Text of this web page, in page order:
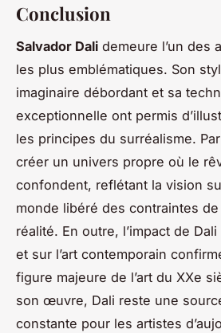
Conclusion
Salvador Dali demeure l’un des
les plus emblématiques. Son
imaginaire débordant et sa
exceptionnelle ont permis
les principes du surréalisme.
créer un univers propre où le
confondent, reflétant la vision
monde libéré des contraintes
réalité. En outre, l’impact de
et sur l’art contemporain
figure majeure de l’art du XXe
son œuvre, Dali reste une
constante pour les artistes